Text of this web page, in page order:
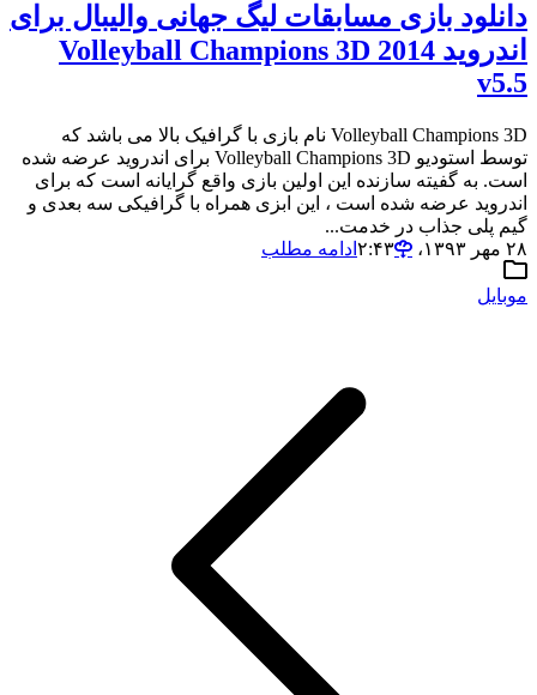
دانلود بازی مسابقات لیگ جهانی والیبال برای
اندروید Volleyball Champions 3D 2014
v5.5
Volleyball Champions 3D نام بازی با گرافیک بالا می باشد که
توسط استودیو Volleyball Champions 3D برای اندروید عرضه شده
است. به گفیته سازنده این اولین بازی واقع گرایانه است که برای
اندروید عرضه شده است ، این ابزی همراه با گرافیکی سه بعدی و
گیم پلی جذاب در خدمت...
۲۸ مهر ۱۳۹۳،‏ ۲:۴۳
ادامه مطلب
موبایل